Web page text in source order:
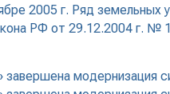
2005 г. Ряд
РФ от 29.12.2004 г.
модернизация